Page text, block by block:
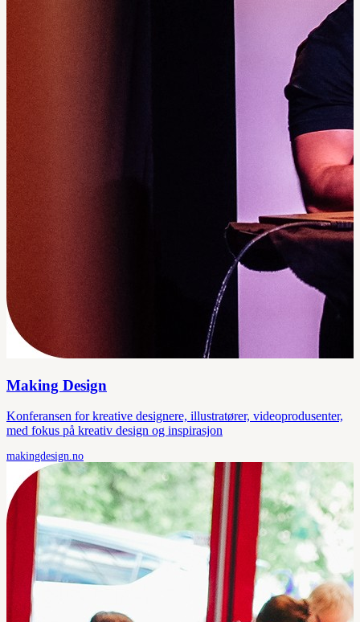
Making Design
Konferansen for kreative designere, illustratører, videoprodusenter,
med fokus på kreativ design og inspirasjon
makingdesign.no